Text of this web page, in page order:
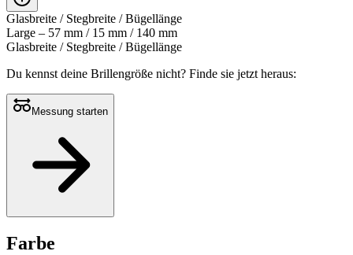
Glasbreite / Stegbreite / Bügellänge
Large – 57 mm / 15 mm / 140 mm
Glasbreite / Stegbreite / Bügellänge
Du kennst deine Brillengröße nicht? Finde sie jetzt heraus:
Messung starten
Farbe